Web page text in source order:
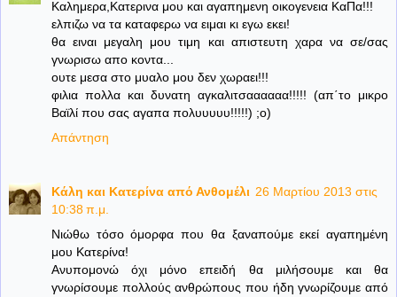
Καλημερα,Κατερινα μου και αγαπημενη οικογενεια ΚαΠα!!!
ελπιζω να τα καταφερω να ειμαι κι εγω εκει!
θα ειναι μεγαλη μου τιμη και απιστευτη χαρα να σε/σας
γνωρισω απο κοντα...
ουτε μεσα στο μυαλο μου δεν χωραει!!!
φιλια πολλα και δυνατη αγκαλιτσαααααα!!!!! (απ΄το μικρο
Βαϊλί που σας αγαπα πολυυυυυ!!!!!) ;ο)
Απάντηση
Κάλη και Κατερίνα από Ανθομέλι 26 Μαρτίου 2013 στις
10:38 π.μ.
Νιώθω τόσο όμορφα που θα ξαναπούμε εκεί αγαπημένη
μου Κατερίνα!
Ανυπομονώ όχι μόνο επειδή θα μιλήσουμε και θα
γνωρίσουμε πολλούς ανθρώπους που ήδη γνωρίζουμε από